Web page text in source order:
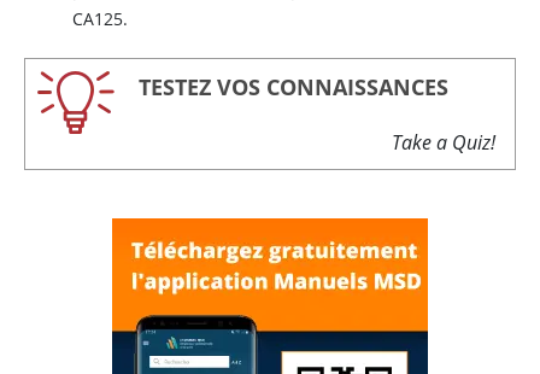
CA125.
TESTEZ VOS CONNAISSANCES
Take a Quiz!